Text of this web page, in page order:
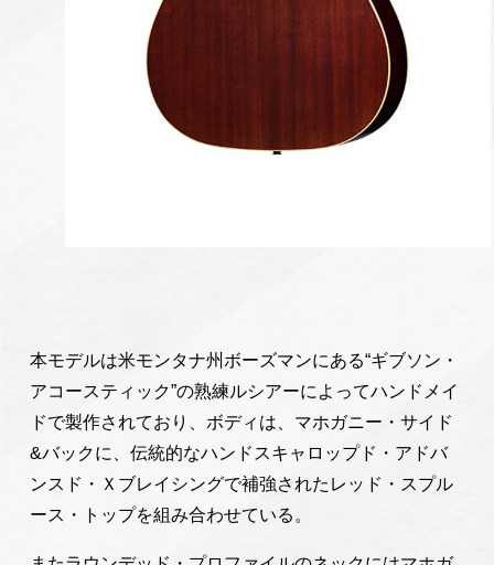
本モデルは米モンタナ州ボーズマンにある“ギブソン・
アコースティック”の熟練ルシアーによってハンドメイ
ドで製作されており、ボディは、マホガニー・サイド
&バックに、伝統的なハンドスキャロップド・アドバ
ンスド・Ｘブレイシングで補強されたレッド・スプル
ース・トップを組み合わせている。